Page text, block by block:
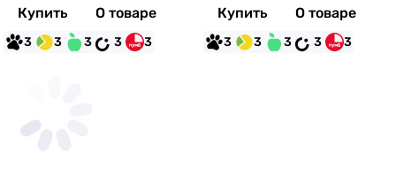
Купить О товаре
3 3 3 3 3
Купить О товаре
3 3 3 3 3